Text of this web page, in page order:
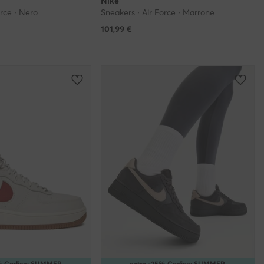
· Nero
Sneakers · Air Force · Marrone
101,99 €